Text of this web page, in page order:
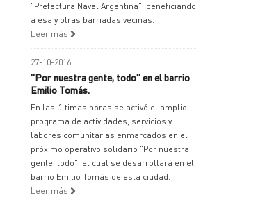
"Prefectura Naval Argentina", beneficiando
a esa y otras barriadas vecinas.
Leer más
27-10-2016
"Por nuestra gente, todo" en el barrio
Emilio Tomás.
En las últimas horas se activó el amplio
programa de actividades, servicios y
labores comunitarias enmarcados en el
próximo operativo solidario "Por nuestra
gente, todo", el cual se desarrollará en el
barrio Emilio Tomás de esta ciudad.
Leer más